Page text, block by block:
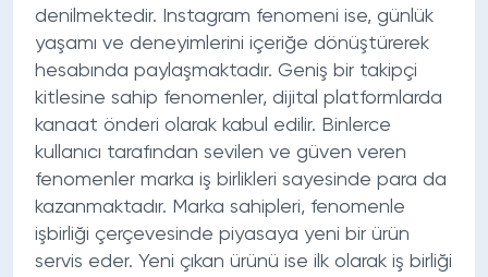
denilmektedir. Instagram fenomeni ise, günlük
yaşamı ve deneyimlerini içeriğe dönüştürerek
hesabında paylaşmaktadır. Geniş bir takipçi
kitlesine sahip fenomenler, dijital platformlarda
kanaat önderi olarak kabul edilir. Binlerce
kullanıcı tarafından sevilen ve güven veren
fenomenler marka iş birlikleri sayesinde para da
kazanmaktadır. Marka sahipleri, fenomenle
işbirliği çerçevesinde piyasaya yeni bir ürün
servis eder. Yeni çıkan ürünü ise ilk olarak iş birliği